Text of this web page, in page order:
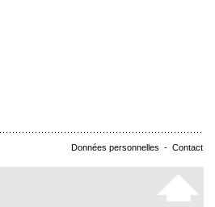
Données personnelles - Contact